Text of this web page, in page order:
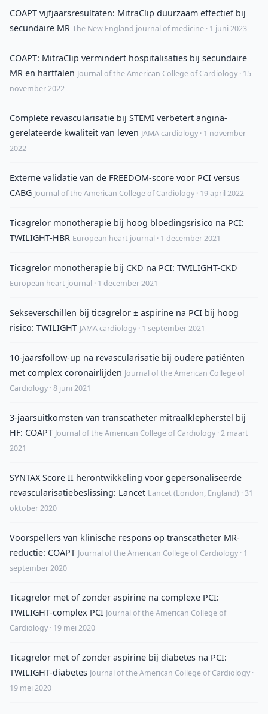
COAPT vijfjaarsresultaten: MitraClip duurzaam effectief bij
secundaire MR The New England journal of medicine · 1 juni 2023
COAPT: MitraClip vermindert hospitalisaties bij secundaire
MR en hartfalen Journal of the American College of Cardiology · 15
november 2022
Complete revascularisatie bij STEMI verbetert angina-
gerelateerde kwaliteit van leven JAMA cardiology · 1 november
2022
Externe validatie van de FREEDOM-score voor PCI versus
CABG Journal of the American College of Cardiology · 19 april 2022
Ticagrelor monotherapie bij hoog bloedingsrisico na PCI:
TWILIGHT-HBR European heart journal · 1 december 2021
Ticagrelor monotherapie bij CKD na PCI: TWILIGHT-CKD
European heart journal · 1 december 2021
Sekseverschillen bij ticagrelor ± aspirine na PCI bij hoog
risico: TWILIGHT JAMA cardiology · 1 september 2021
10-jaarsfollow-up na revascularisatie bij oudere patiënten
met complex coronairlijden Journal of the American College of
Cardiology · 8 juni 2021
3-jaarsuitkomsten van transcatheter mitraalklepherstel bij
HF: COAPT Journal of the American College of Cardiology · 2 maart
2021
SYNTAX Score II herontwikkeling voor gepersonaliseerde
revascularisatiebeslissing: Lancet Lancet (London, England) · 31
oktober 2020
Voorspellers van klinische respons op transcatheter MR-
reductie: COAPT Journal of the American College of Cardiology · 1
september 2020
Ticagrelor met of zonder aspirine na complexe PCI:
TWILIGHT-complex PCI Journal of the American College of
Cardiology · 19 mei 2020
Ticagrelor met of zonder aspirine bij diabetes na PCI:
TWILIGHT-diabetes Journal of the American College of Cardiology ·
19 mei 2020